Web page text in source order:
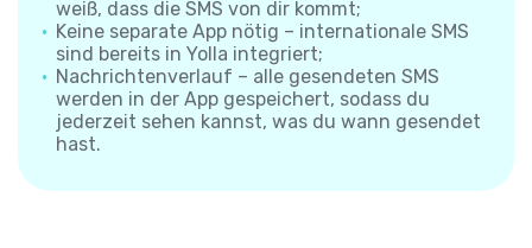
weiß, dass die SMS von dir kommt;
Keine separate App nötig – internationale SMS
sind bereits in Yolla integriert;
Nachrichtenverlauf – alle gesendeten SMS
werden in der App gespeichert, sodass du
jederzeit sehen kannst, was du wann gesendet
hast.